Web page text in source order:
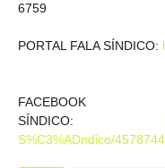
6759
PORTAL FALA SÍNDICO:
SÍNDICO:
S%C3%ADndico/